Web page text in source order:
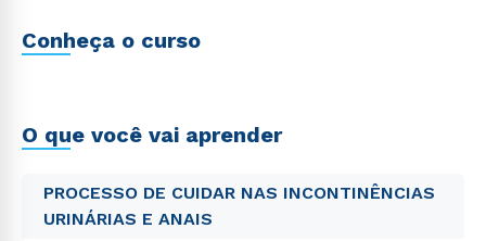
Conheça o curso
O que você vai aprender
PROCESSO DE CUIDAR NAS INCONTINÊNCIAS
URINÁRIAS E ANAIS